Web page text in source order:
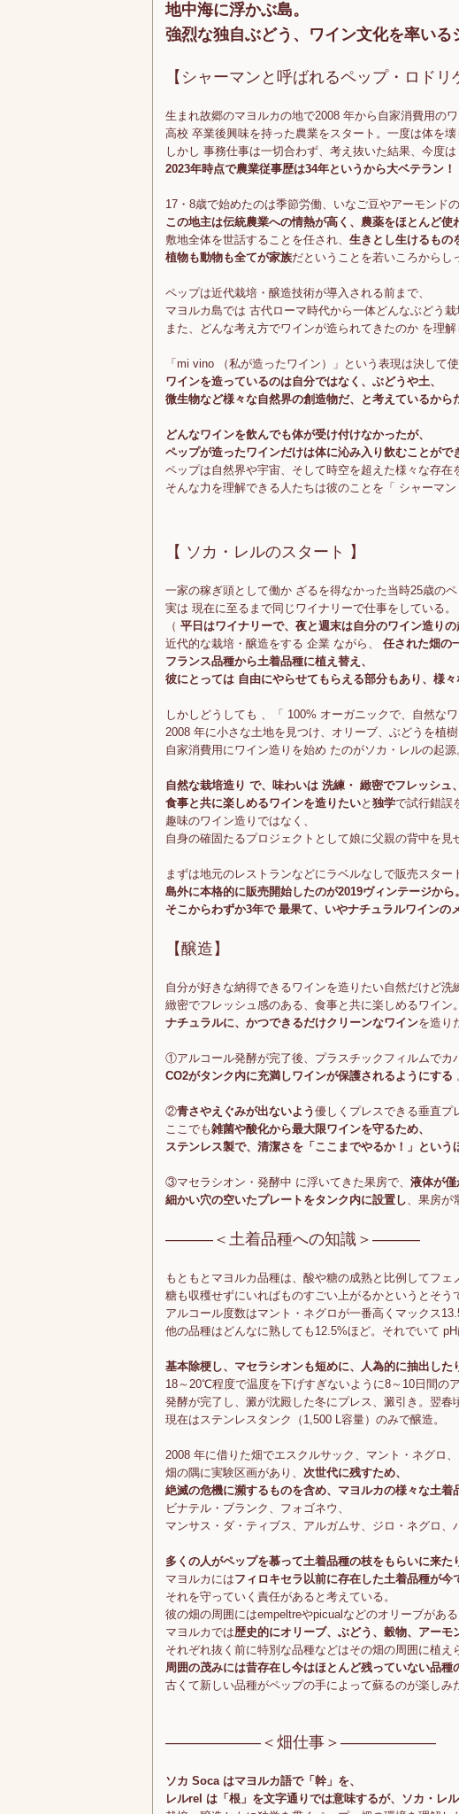
地中海に浮かぶ島。
強烈な独自ぶどう、ワイン文化を率いる
【シャーマンと呼ばれるペップ・ロドリ
生まれ故郷のマヨルカの地で2008 年から自家消費用の
高校 卒業後興味を持った農業をスタート。一度は体を壊
しかし 事務仕事は一切合わず、考え抜いた結果、今度
2023年時点で農業従事歴は34年というから大ベテラン！
17・8歳で始めたのは季節労働、いなご豆やアーモンドの
この地主は伝統農業への情熱が高く、農薬をほとんど使
敷地全体を世話することを任され、 生きとし生けるもの
植物も動物も全てが家族だということを若いころからし
ペップは近代栽培・醸造技術が導入される前まで、
マヨルカ島では 古代ローマ時代から一体どんなぶどう栽
また、どんな考え方でワインが造られてきたのか を理
「mi vino （私が造ったワイン）」という表現は決して
ワインを造っているのは自分ではなく、ぶどうや土、
微生物など様々な自然界の創造物だ、と考えているから
どんなワインを飲んでも体が受け付けなかったが、
ペップが造ったワインだけは体に沁み入り飲むことがで
ペップは自然界や宇宙、そして時空を超えた様々な存在
そんな力を理解できる人たちは彼のことを「 シャーマン
【 ソカ・レルのスタート 】
一家の稼ぎ頭として働か ざるを得なかった当時25歳のペ
実は 現在に至るまで同じワイナリーで仕事をしている。
（ 平日はワイナリーで、夜と週末は自分のワイン造りの
近代的な栽培・醸造をする 企業 ながら、 任された畑の
フランス品種から土着品種に植え替え、
彼にとっては 自由にやらせてもらえる部分もあり、様々
しかしどうしても 、「 100% オーガニックで、自然な
2008 年に小さな土地を見つけ、オリーブ、ぶどうを植樹
自家消費用にワイン造りを始め たのがソカ・レルの起源
自然な栽培造り で、味わいは 洗練・ 緻密でフレッシュ、
食事と共に楽しめるワインを造りたいと 独学で試行錯誤
趣味のワイン造りではなく、
自身の確固たるプロジェクトとして娘に父親の背中を見
まずは地元のレストランなどにラベルなしで販売スター
島外に本格的に販売開始したのが2019ヴィンテージから。
そこからわずか3年で 最果て、いやナチュラルワインの
【醸造】
自分が好きな納得できるワインを造りたい自然だけど洗
緻密でフレッシュ感のある、食事と共に楽しめるワイン。
ナチュラルに、かつできるだけクリーンなワインを造り
①アルコール発酵が完了後、プラスチックフィルムでカ
CO2がタンク内に充満しワインが保護されるようにする
②青さやえぐみが出ないよう 優しくプレスできる垂直プ
ここでも雑菌や酸化から最大限ワインを守るため、
ステンレス製で、清潔さを「ここまでやるか！」という
③マセラシオン・発酵中 に浮いてきた果房で、 液体が僅
細かい穴の空いたプレートをタンク内に設置し、果房が
―――＜土着品種への知識＞―――
もともとマヨルカ品種は、酸や糖の成熟と比例してフェ
糖も収穫せずにいればものすごい上がるかというとそう
アルコール度数はマント・ネグロが一番高くマックス
他の品種はどんなに熟しても12.5%ほど。それでいて pH
基本除梗し、マセラシオンも短めに、人為的に抽出し
18～20℃程度で温度を下げすぎないように8～10日間のア
発酵が完了し、澱が沈殿した冬にプレス、澱引き。翌春
現在はステンレスタンク（1,500 L容量）のみで醸造。
2008 年に借りた畑でエスクルサック、マント・ネグロ
畑の隅に実験区画があり、 次世代に残すため、
絶滅の危機に瀕するものを含め、マヨルカの様々な土着
ビナテル・ブランク、フォゴネウ、
マンサス・ダ・ティブス、アルガムサ、ジロ・ネグロ、
多くの人がペップを慕って土着品種の枝をもらいに来た
マヨルカにはフィロキセラ以前に存在した土着品種が今
それを守っていく責任があると考えている。
彼の畑の周囲にはempeltreやpicualなどのオリーブがある
マヨルカでは歴史的にオリーブ、ぶどう、穀物、アーモ
それぞれ抜く前に特別な品種などはその畑の周囲に植え
周囲の茂みには昔存在し今はほとんど残っていない品種
古くて新しい品種がペップの手によって蘇るのが楽しみ
――――――＜畑仕事＞――――――
ソカ Soca はマヨルカ語で「幹」を、
レルrel は「根」を文字通りでは意味するが、ソカ・レ